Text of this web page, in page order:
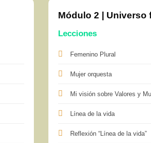
Módulo 2 | Universo
Lecciones
Femenino Plural
Mujer orquesta
Mi visión sobre Valores y
Línea de la vida
Reflexión “Línea de la vida”